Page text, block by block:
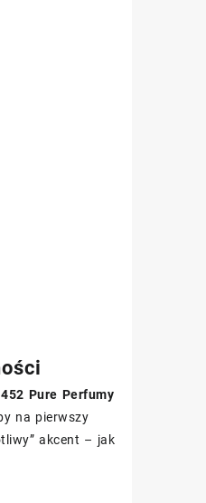
Pure Perfumy
na pierwszy
akcent – jak